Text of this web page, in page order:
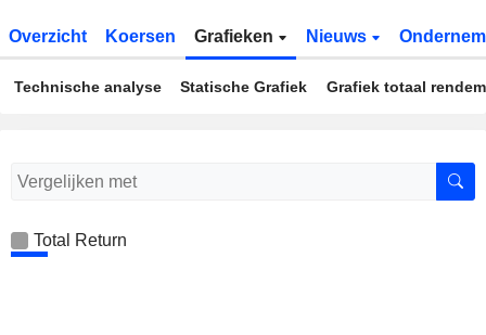
Overzicht Koersen Grafieken Nieuws
Technische analyse Statische Grafiek Grafiek totaal
Total Return